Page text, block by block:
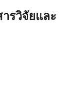
รวิจัยและ